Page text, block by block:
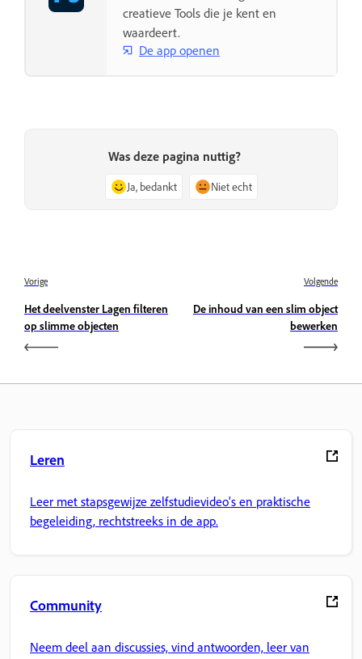
creatieve Tools die je kent en
waardeert.
De app openen
Was deze pagina nuttig?
Ja, bedankt Niet echt
Vorige
Het deelvenster Lagen filteren
op slimme objecten
Volgende
De inhoud van een slim object
bewerken
Leren
Leer met stapsgewijze zelfstudievideo's en praktische
begeleiding, rechtstreeks in de app.
Community
Neem deel aan discussies, vind antwoorden, leer van